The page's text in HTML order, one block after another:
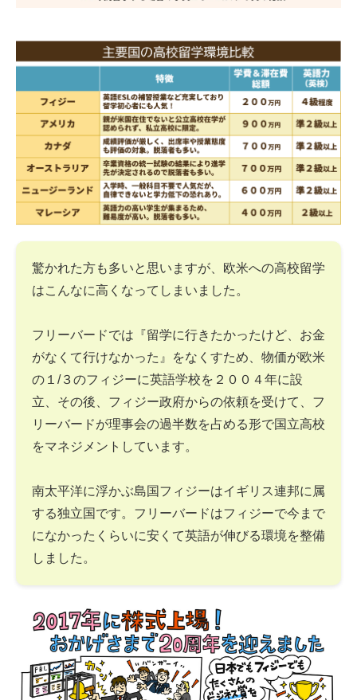
驚かれた方も多いと思いますが、欧米への高校留学
はこんなに高くなってしまいました。
フリーバードでは『留学に行きたかったけど、お金
がなくて行けなかった』をなくすため、物価が欧米
の１/３のフィジーに英語学校を２００４年に設
立、その後、フィジー政府からの依頼を受けて、フ
リーバードが理事会の過半数を占める形で国立高校
をマネジメントしています。
南太平洋に浮かぶ島国フィジーはイギリス連邦に属
する独立国です。フリーバードはフィジーで今まで
になかったくらいに安くて英語が伸びる環境を整備
しました。